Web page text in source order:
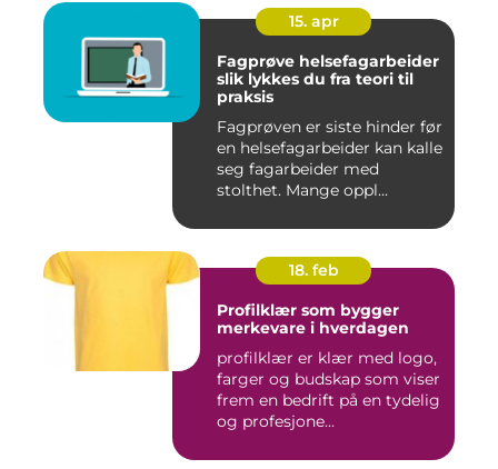
15. apr
Fagprøve helsefagarbeider
slik lykkes du fra teori til
praksis
Fagprøven er siste hinder før
en helsefagarbeider kan kalle
seg fagarbeider med
stolthet. Mange oppl...
18. feb
Profilklær som bygger
merkevare i hverdagen
profilklær er klær med logo,
farger og budskap som viser
frem en bedrift på en tydelig
og profesjone...